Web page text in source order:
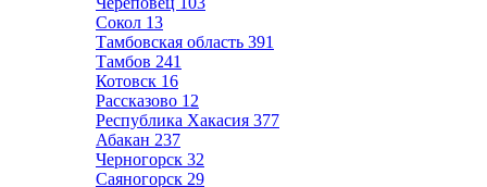
Сокол 13
Тамбовская область 391
Тамбов 241
Котовск 16
Рассказово 12
Республика Хакасия 377
Абакан 237
Черногорск 32
Саяногорск 29